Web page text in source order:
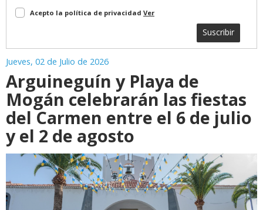
Acepto la política de privacidad Ver
Suscribir
Jueves, 02 de Julio de 2026
Arguineguín y Playa de
Mogán celebrarán las fiestas
del Carmen entre el 6 de julio
y el 2 de agosto